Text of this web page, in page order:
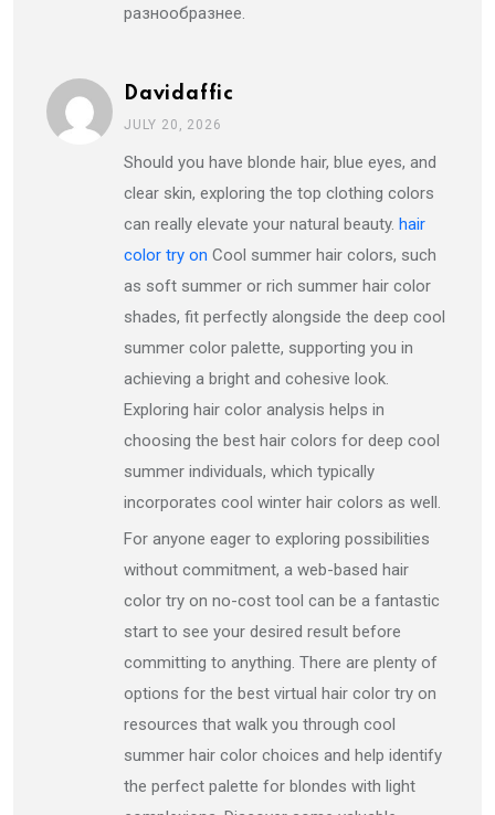
разнообразнее.
Davidaffic
JULY 20, 2026
Should you have blonde hair, blue eyes, and
clear skin, exploring the top clothing colors
can really elevate your natural beauty. hair
color try on Cool summer hair colors, such
as soft summer or rich summer hair color
shades, fit perfectly alongside the deep cool
summer color palette, supporting you in
achieving a bright and cohesive look.
Exploring hair color analysis helps in
choosing the best hair colors for deep cool
summer individuals, which typically
incorporates cool winter hair colors as well.
For anyone eager to exploring possibilities
without commitment, a web-based hair
color try on no-cost tool can be a fantastic
start to see your desired result before
committing to anything. There are plenty of
options for the best virtual hair color try on
resources that walk you through cool
summer hair color choices and help identify
the perfect palette for blondes with light